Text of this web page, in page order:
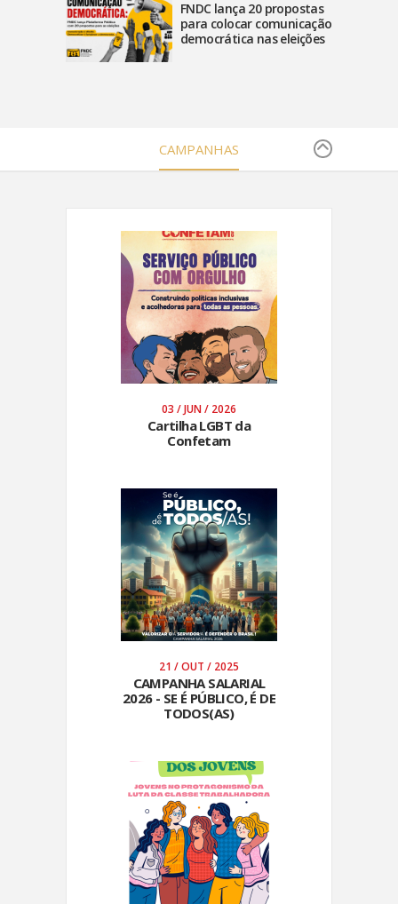
FNDC lança 20 propostas
para colocar comunicação
democrática nas eleições
CAMPANHAS
03 / JUN / 2026
Cartilha LGBT da
Confetam
21 / OUT / 2025
CAMPANHA SALARIAL
2026 - SE É PÚBLICO, É DE
TODOS(AS)